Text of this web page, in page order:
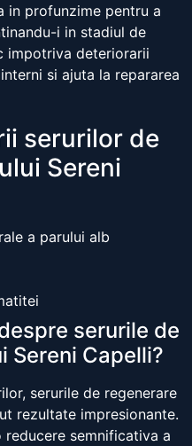
in profunzime pentru a
i in stadiul de
impotriva deteriorarii
si ajuta la repararea
serurilor de
Sereni
a parului alb
serurile de
Sereni Capelli?
serurile de regenerare
rezultate impresionante.
semnificativa a